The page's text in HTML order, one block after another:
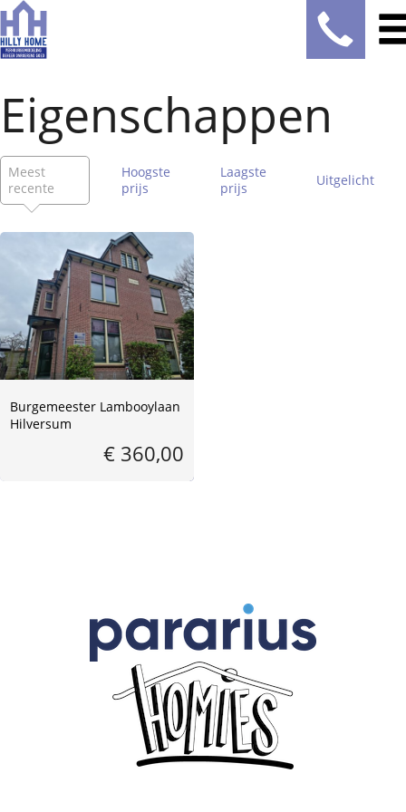
Eigenschappen
Meest
recente
Hoogste
prijs
Laagste
prijs
Uitgelicht
Burgemeester Lambooylaan
Hilversum
€ 360,00